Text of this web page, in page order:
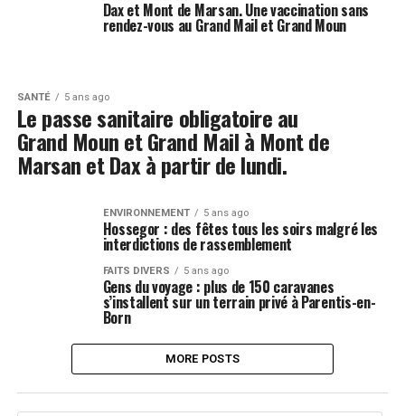
Dax et Mont de Marsan. Une vaccination sans
rendez-vous au Grand Mail et Grand Moun
SANTÉ 5 ans ago
Le passe sanitaire obligatoire au
Grand Moun et Grand Mail à Mont de
Marsan et Dax à partir de lundi.
ENVIRONNEMENT 5 ans ago
Hossegor : des fêtes tous les soirs malgré les
interdictions de rassemblement
FAITS DIVERS 5 ans ago
Gens du voyage : plus de 150 caravanes
s’installent sur un terrain privé à Parentis-en-
Born
MORE POSTS